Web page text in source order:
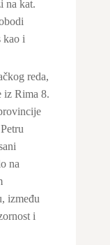
na kat.
kao i
reda,
iz Rima 8.
na
između
i